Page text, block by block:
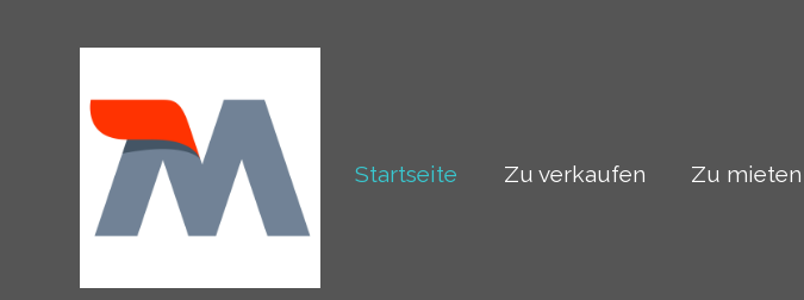
Startseite Zu verkaufen Zu mieten